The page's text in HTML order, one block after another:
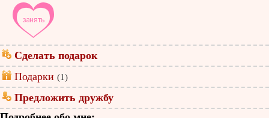
Сделать подарок
Подарки (1)
Предложить дружбу